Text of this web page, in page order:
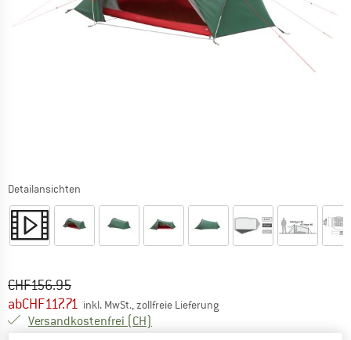
Detailansichten
Ursprünglicher Preis :
CHF156.95
Preis:
abCHF117.71 inkl. MwSt., zollfreie Lieferung
Versandkostenfrei (CH)